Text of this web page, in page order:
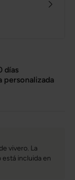
días
personalizada
vivero. La
incluida en